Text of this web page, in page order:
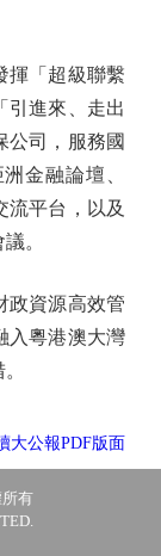
「超級聯繫
引進來、走出
公司，服務國
金融論壇、
流平台，以及
。
資源高效管
入粵港澳大灣
大公報PDF版面
有